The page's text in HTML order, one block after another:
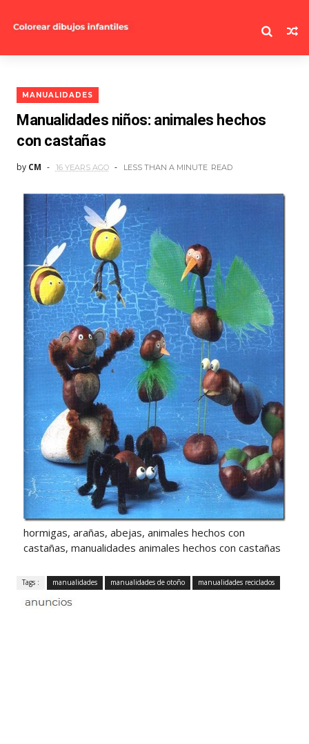
MANUALIDADES
Manualidades niños: animales hechos
con castañas
by CM 16 YEARS AGO LESS THAN A MINUTE READ
hormigas, arañas, abejas, animales hechos con
castañas, manualidades animales hechos con castañas
Tags : manualidades manualidades de otoño manualidades reciclados